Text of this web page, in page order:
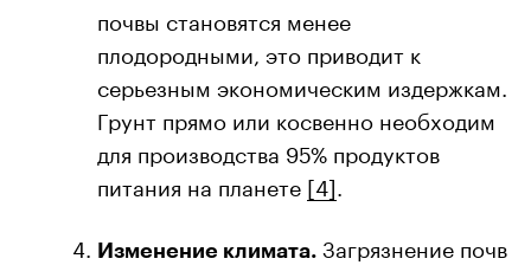
почвы становятся менее
плодородными, это приводит к
серьезным экономическим издержкам.
Грунт прямо или косвенно необходим
для производства 95% продуктов
питания на планете [4]
Изменение климата. Загрязнение почв